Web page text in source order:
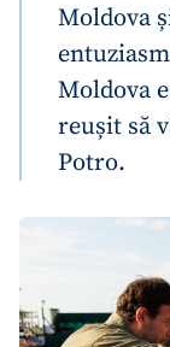
Moldova
Moldova
reușit să
Potro.